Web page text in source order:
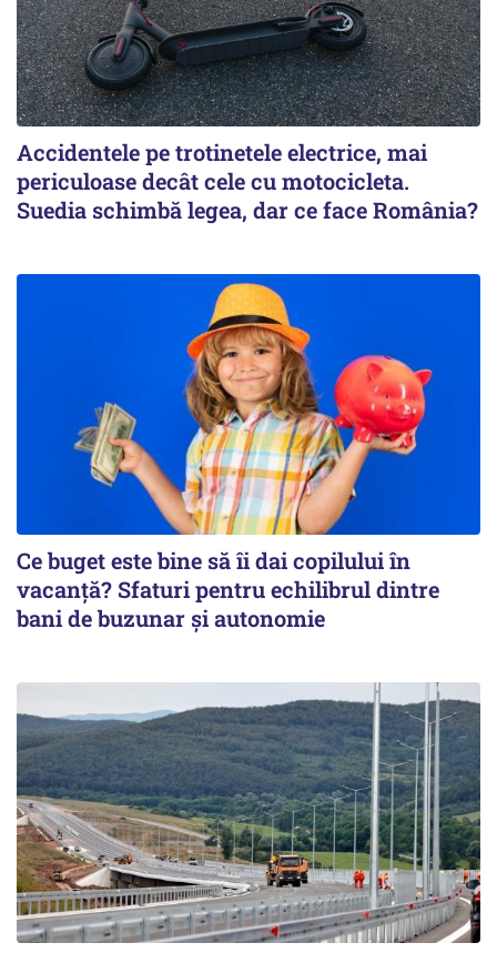
Accidentele pe trotinetele electrice, mai
periculoase decât cele cu motocicleta.
Suedia schimbă legea, dar ce face România?
Ce buget este bine să îi dai copilului în
vacanță? Sfaturi pentru echilibrul dintre
bani de buzunar și autonomie